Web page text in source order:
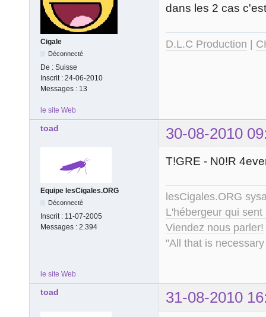
Cigale
Déconnecté
De : Suisse
Inscrit : 24-06-2010
Messages : 13
dans les 2 cas
D.L.C Production |
le site Web
toad 30-08-2010
Equipe lesCigales.ORG
Déconnecté
Inscrit : 11-07-2005
Messages : 2.394
T!GRE - N0!R
lesCigales.ORG
L'hébergeur qui
Viendez nous parler!
"All that is
le site Web
toad 31-08-2010